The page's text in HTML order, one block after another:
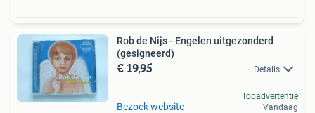
Rob de Nijs - Engelen uitgezonderd
(gesigneerd)
€ 19,95 Details
Bezoek website
Topadvertentie
Vandaag